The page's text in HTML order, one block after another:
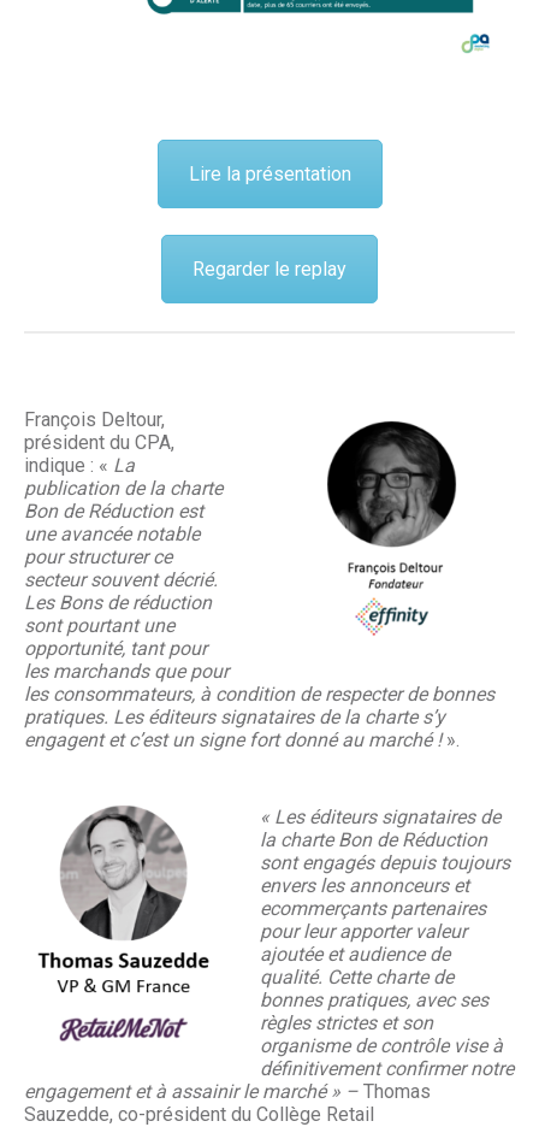
Lire la présentation
Regarder le replay
François Deltour,
président du CPA,
indique : « La
publication de la charte
Bon de Réduction est
une avancée notable
pour structurer ce
secteur souvent décrié.
Les Bons de réduction
sont pourtant une
opportunité, tant pour
les marchands que pour
les consommateurs, à condition de respecter de bonnes
pratiques. Les éditeurs signataires de la charte s’y
engagent et c’est un signe fort donné au marché !».
« Les éditeurs signataires de
la charte Bon de Réduction
sont engagés depuis toujours
envers les annonceurs et
ecommerçants partenaires
pour leur apporter valeur
ajoutée et audience de
qualité. Cette charte de
bonnes pratiques, avec ses
règles strictes et son
organisme de contrôle vise à
définitivement confirmer notre
engagement et à assainir le marché » – Thomas
Sauzedde, co-président du Collège Retail